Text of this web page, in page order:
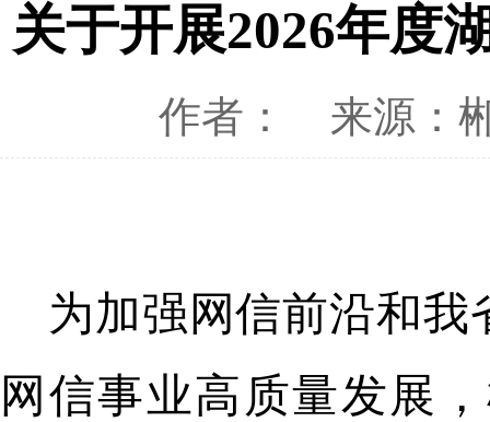
关于开展2026年度
作者： 来源：
为加强网信前沿和
网信事业高质量发展